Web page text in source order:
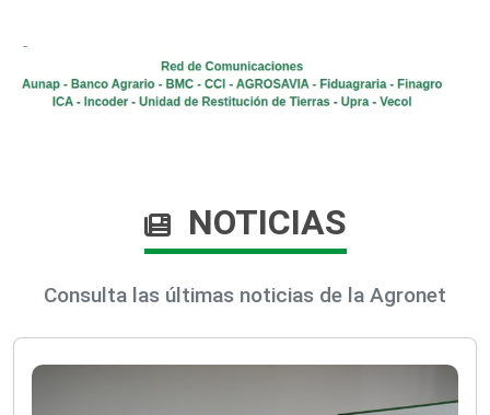
NOTICIAS
Consulta las últimas noticias de la Agronet